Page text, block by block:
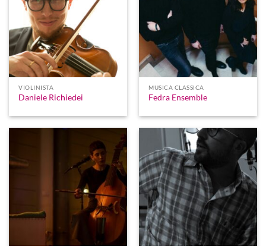
VIOLINISTA
Daniele Richiedei
MUSICA CLASSICA
Fedra Ensemble